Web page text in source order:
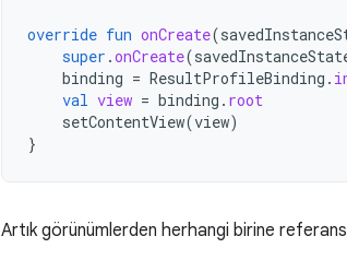
override fun onCreate(
super .onCreate(
binding = ResultProfileBinding .
val view = binding . root
setContentView(view)
}
Artık görünümlerden herhangi birine referans